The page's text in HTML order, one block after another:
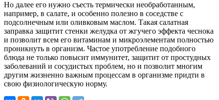
Но далее его нужно съесть термически необработанным,
например, в салате, и особенно полезно в соседстве с
подсолнечным или оливковым маслом. Такая салатная
заправка защитит стенки желудка от жгучего эффекта чеснока
и позволит всем его витаминам и микроэлементам полностью
проникнуть в организм. Частое употребление подобного
блюда не только повысит иммунитет, защитит от простудных
заболеваний и сосудистых проблем, но и позволит многим
другим жизненно важным процессам в организме придти в
свою физиологическую норму.